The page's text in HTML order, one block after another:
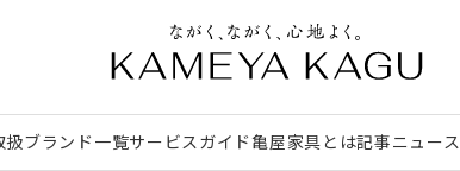
扱ブランド一覧サービスガイド亀屋家具とは記事ニュース